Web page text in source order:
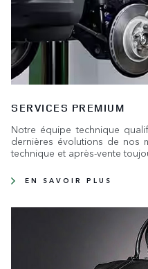
SERVICES PREMIUM
Notre équipe technique
dernières évolutions de nos
technique et après-vente
EN SAVOIR PLUS